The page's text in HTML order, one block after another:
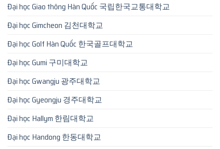
Đại học Giao thông Hàn Quốc 국립한국교통대학교
Đại học Gimcheon 김천대학교
Đại học Golf Hàn Quốc 한국골프대학교
Đại học Gumi 구미대학교
Đại học Gwangju 광주대학교
Đại học Gyeongju 경주대학교
Đại học Hallym 한림대학교
Đại học Handong 한동대학교